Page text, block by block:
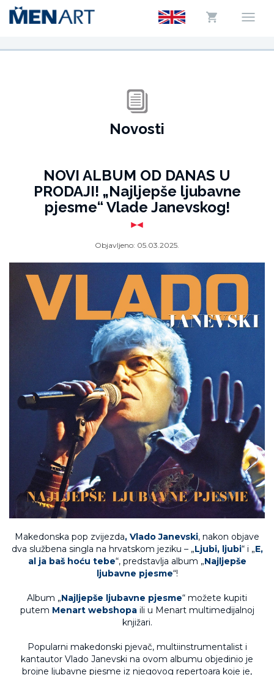
Novosti
NOVI ALBUM OD DANAS U
PRODAJI! „Najljepše ljubavne
pjesme“ Vlade Janevskog!
Objavljeno: 05.03.2025.
Makedonska pop zvijezda, Vlado Janevski, nakon objave
dva službena singla na hrvatskom jeziku – „Ljubi, ljubi“ i „E,
al ja baš hoću tebe“, predstavlja album „Najljepše
ljubavne pjesme“!
Album „Najljepše ljubavne pjesme“ možete kupiti
putem Menart webshopaili u Menart multimedijalnoj
knjižari.
Popularni makedonski pjevač, multiinstrumentalist i
kantautor Vlado Janevski na ovom albumu objedinio je
brojne ljubavne pjesme iz njegovog repertoara koje je,